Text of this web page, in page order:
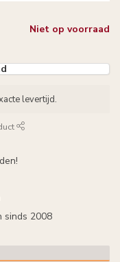
Niet op voorraad
levertijd.
sinds 2008